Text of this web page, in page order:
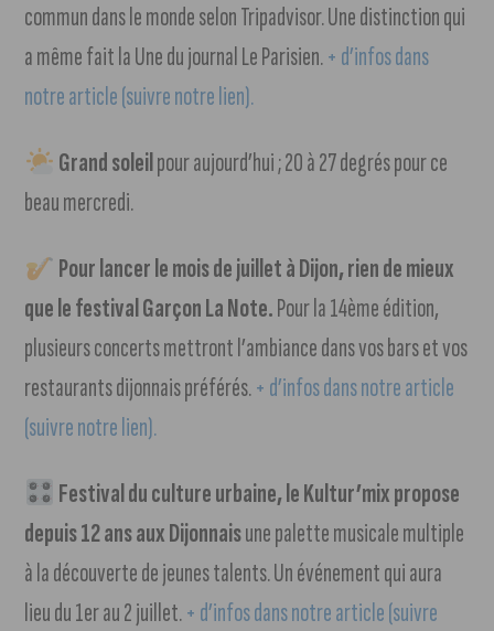
commun dans le monde selon Tripadvisor. Une distinction qui
a même fait la Une du journal Le Parisien.+ d’infos dans
notre article (suivre notre lien).
Grand soleilpour aujourd’hui ; 20 à 27 degrés pour ce
beau mercredi.
Pour lancer le mois de juillet à Dijon, rien de mieux
que le festival Garçon La Note.Pour la 14ème édition,
plusieurs concerts mettront l’ambiance dans vos bars et vos
restaurants dijonnais préférés.+ d’infos dans notre article
(suivre notre lien).
Festival du culture urbaine, le Kultur’mix propose
depuis 12 ans aux Dijonnaisune palette musicale multiple
à la découverte de jeunes talents. Un événement qui aura
lieu du 1er au 2 juillet.+ d’infos dans notre article (suivre